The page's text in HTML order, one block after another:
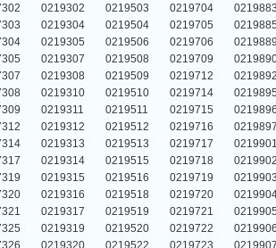
0219302 0219503 0219704
0219304 0219504 0219705
0219305 0219506 0219706
0219307 0219508 0219709
0219308 0219509 0219712
0219310 0219510 0219714
0219311 0219511 0219715
0219312 0219512 0219716
0219313 0219513 0219717
0219314 0219515 0219718
0219315 0219516 0219719
0219316 0219518 0219720
0219317 0219519 0219721
0219319 0219520 0219722
0219320 0219522 0219723